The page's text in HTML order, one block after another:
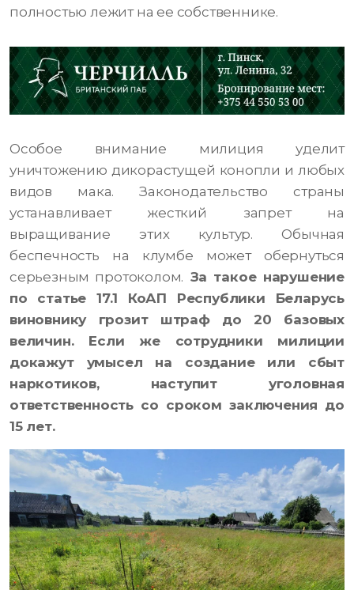
полностью лежит на ее собственнике.
Особое внимание милиция уделит
уничтожению дикорастущей конопли и любых
видов мака. Законодательство страны
устанавливает жесткий запрет на
выращивание этих культур. Обычная
беспечность на клумбе может обернуться
серьезным протоколом. За такое нарушение
по статье 17.1 КоАП Республики Беларусь
виновнику грозит штраф до 20 базовых
величин. Если же сотрудники милиции
докажут умысел на создание или сбыт
наркотиков, наступит уголовная
ответственность со сроком заключения до
15 лет.